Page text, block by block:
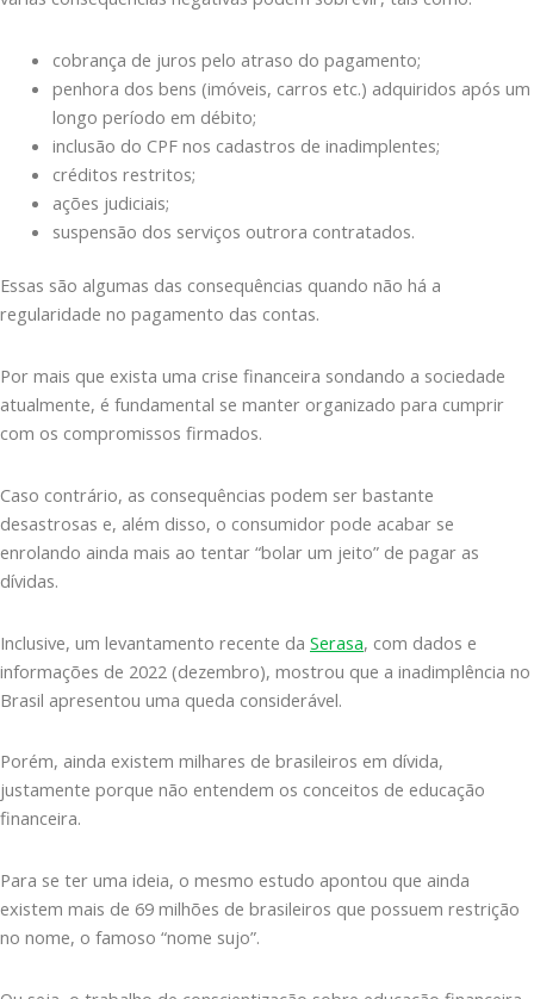
cobrança de juros pelo atraso do pagamento;
penhora dos bens (imóveis, carros etc.) adquiridos após um
longo período em débito;
inclusão do CPF nos cadastros de inadimplentes;
créditos restritos;
ações judiciais;
suspensão dos serviços outrora contratados.
Essas são algumas das consequências quando não há a
regularidade no pagamento das contas.
Por mais que exista uma crise financeira sondando a sociedade
atualmente, é fundamental se manter organizado para cumprir
com os compromissos firmados.
Caso contrário, as consequências podem ser bastante
desastrosas e, além disso, o consumidor pode acabar se
enrolando ainda mais ao tentar “bolar um jeito” de pagar as
dívidas.
Inclusive, um levantamento recente da Serasa, com dados e
informações de 2022 (dezembro), mostrou que a inadimplência no
Brasil apresentou uma queda considerável.
Porém, ainda existem milhares de brasileiros em dívida,
justamente porque não entendem os conceitos de educação
financeira.
Para se ter uma ideia, o mesmo estudo apontou que ainda
existem mais de 69 milhões de brasileiros que possuem restrição
no nome, o famoso “nome sujo”.